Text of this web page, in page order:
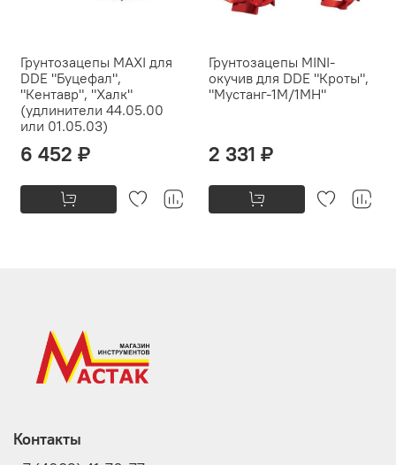
Грунтозацепы MAXI для
DDE "Буцефал",
"Кентавр", "Халк"
(удлинители 44.05.00
или 01.05.03)
6 452 ₽
Грунтозацепы MINI-
окучив для DDE "Кроты",
"Мустанг-1M/1MH"
2 331 ₽
Контакты